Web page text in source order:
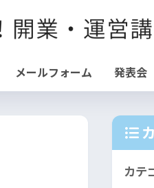
メールフォーム 発表会
カテ